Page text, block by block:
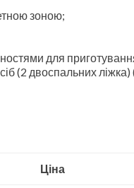
зоною;
для
(2 двоспальних
Ціна